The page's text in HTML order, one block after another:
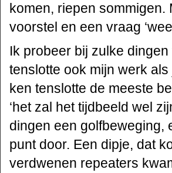
komen, riepen sommigen.
voorstel en een vraag
Ik probeer bij zulke
tenslotte ook mijn werk
ken tenslotte de meeste
‘het zal het tijdbeeld wel
dingen een golfbeweging,
punt door. Een dipje, dat
verdwenen repeaters